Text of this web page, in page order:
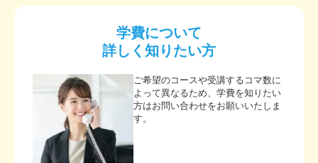
学費について
詳しく知りたい方
ご希望のコースや受講するコマ数に
よって異なるため、学費を知りたい
方はお問い合わせをお願いいたしま
す。